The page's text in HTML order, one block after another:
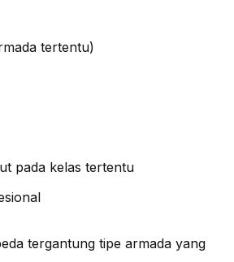
tertentu)
pada kelas tertentu
tergantung tipe armada yang